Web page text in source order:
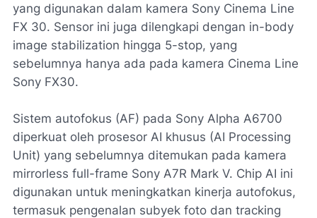
yang digunakan dalam kamera Sony Cinema Line
FX 30. Sensor ini juga dilengkapi dengan in-body
image stabilization hingga 5-stop, yang
sebelumnya hanya ada pada kamera Cinema Line
Sony FX30.
Sistem autofokus (AF) pada Sony Alpha A6700
diperkuat oleh prosesor AI khusus (AI Processing
Unit) yang sebelumnya ditemukan pada kamera
mirrorless full-frame Sony A7R Mark V. Chip AI ini
digunakan untuk meningkatkan kinerja autofokus,
termasuk pengenalan subyek foto dan tracking